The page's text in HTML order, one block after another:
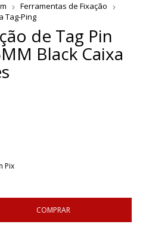
Ferramentas de Fixação
Tag-Ping
de Tag Pin
Black Caixa
Pix